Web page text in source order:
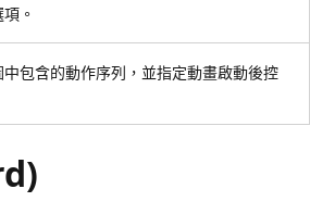
。
包含的動作序列，並指定動畫啟動後控